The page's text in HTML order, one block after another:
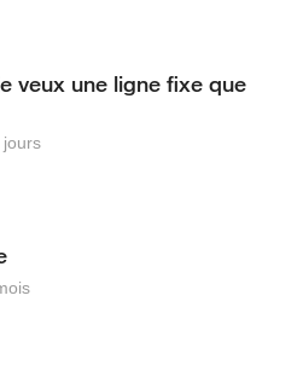
veux une ligne fixe que
jours